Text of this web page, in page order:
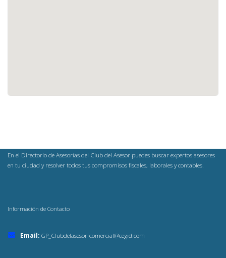
En el Directorio de Asesorías del Club del Asesor puedes buscar expertos asesores
en tu ciudad y resolver todos tus compromisos fiscales, laborales y contables.
Información de Contacto
Email: GP_Clubdelasesor-comercial@cegid.com